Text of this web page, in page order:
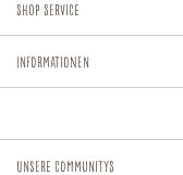
Shop Service
Informationen
Unsere Communitys